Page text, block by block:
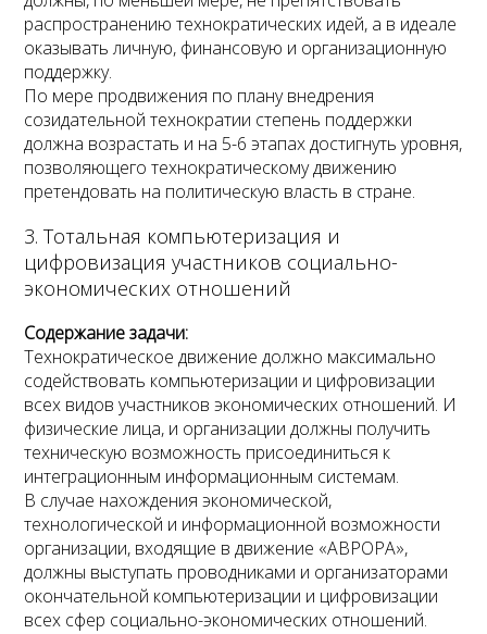
Любая раскрытая пользователями
СУПЕР личная информация
распространению технократических идей, а в идеале
оказывать личную, финансовую и организационную
поддержку.
По мере продвижения по плану внедрения
созидательной технократии степень поддержки
должна возрастать и на 5-6 этапах достигнуть уровня,
позволяющего технократическому движению
претендовать на политическую власть в стране.
3. Тотальная компьютеризация и
цифровизация участников социально-
экономических отношений
Содержание задачи:
Технократическое движение должно максимально
содействовать компьютеризации и цифровизации
всех видов участников экономических отношений. И
физические лица, и организации должны получить
техническую возможность присоединиться к
интеграционным информационным системам.
В случае нахождения экономической,
технологической и информационной возможности
организации, входящие в движение «АВРОРА»,
должны выступать проводниками и организаторами
окончательной компьютеризации и цифровизации
всех сфер социально-экономических отношений.